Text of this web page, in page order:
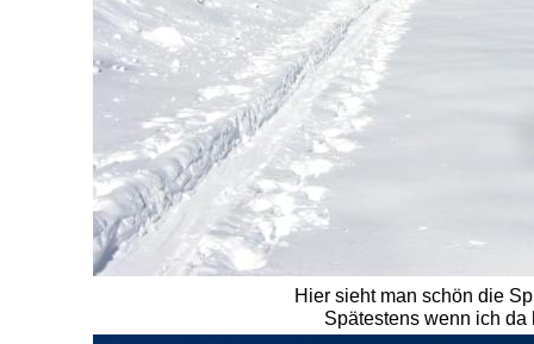
Hier sieht man schön die
Spätestens wenn ich da